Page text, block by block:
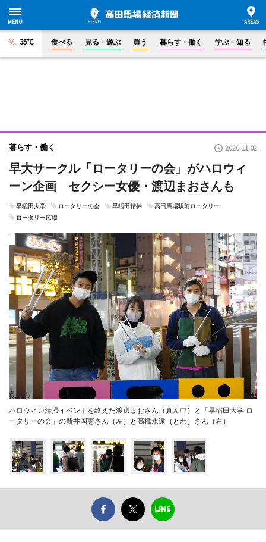
35°C 食べる 見る・遊ぶ 買う 暮らす・働く 学ぶ・知る
暮らす・働く 2020.11.02
早大サークル「ロータリーの会」がハロウィ
ーン企画 セクシー女優・渡辺まおさんも
早稲田大学 ロータリーの会 早稲田精神
高田馬場駅前ロータリー
ロータリー広場
ハロウィン清掃イベントを終えた渡辺まおさん（真ん中）と「早稲田大学 ロ
ータリーの会」の新井国憲さん（左）と高橋永遠（とわ）さん（右）